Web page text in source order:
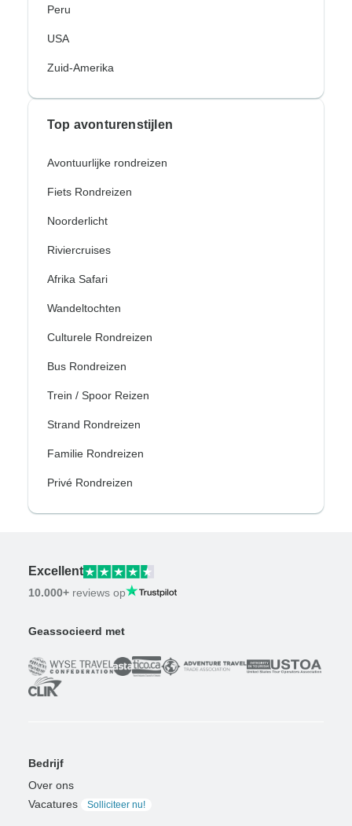
Peru
USA
Zuid-Amerika
Top avonturenstijlen
Avontuurlijke rondreizen
Fiets Rondreizen
Noorderlicht
Riviercruises
Afrika Safari
Wandeltochten
Culturele Rondreizen
Bus Rondreizen
Trein / Spoor Reizen
Strand Rondreizen
Familie Rondreizen
Privé Rondreizen
Excellent
10.000+ reviews op
Geassocieerd met
Bedrijf
Over ons
Vacatures
Solliciteer nu!